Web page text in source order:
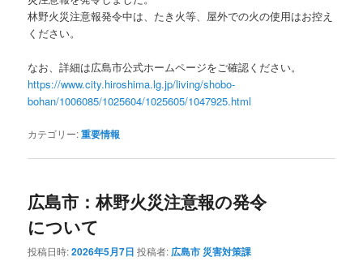
林野火災注意報発令中は、たき火等、屋外での火の使用はお控え
ください。
なお、詳細は広島市公式ホームページをご確認ください。
https://www.city.hiroshima.lg.jp/living/shobo-
bohan/1006085/1025604/1025605/1047925.html
カテゴリー:重要情報
広島市：林野火災注意報の発令
について
投稿日時:2026年5月7日 投稿者: 広島市 災害対策課